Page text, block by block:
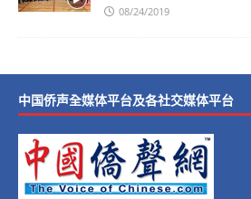
08/24/2019
中国侨声全媒体平台及各社交媒体平台